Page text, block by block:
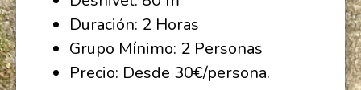
Duración: 2 Horas
Grupo Mínimo: 2 Personas
Precio: Desde 30€/persona.